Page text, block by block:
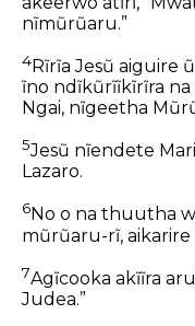
nĩmũrũaru.”
4Rĩrĩa Jesũ aiguire
ĩno ndĩkũrĩĩkĩrĩra na
Ngai, nĩgeetha
5Jesũ nĩendete
Lazaro.
6No o na thuutha
mũrũaru-rĩ,
7Agĩcooka akĩĩra
Judea.”